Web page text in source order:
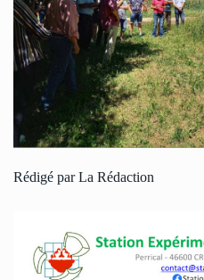
Rédigé par La Rédaction